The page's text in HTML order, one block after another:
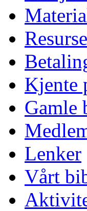
Kjente
Gamle
Lenker
Vårt